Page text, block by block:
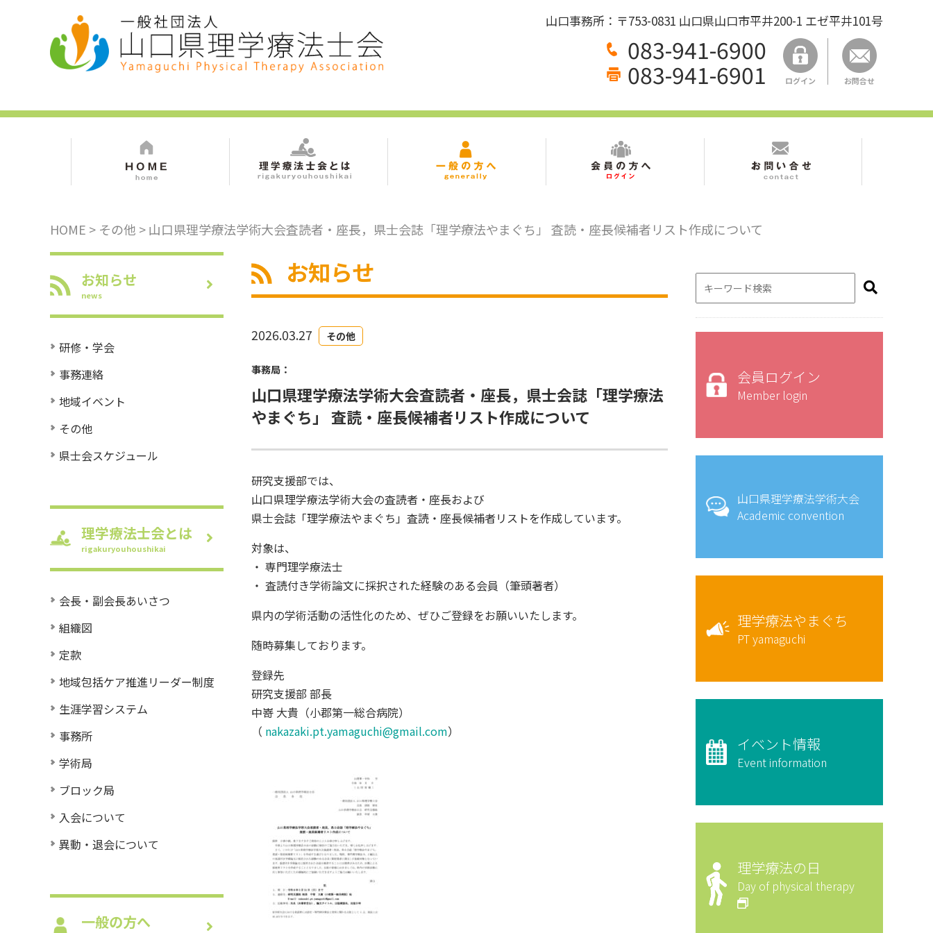
山口事務所：〒753-0831 山口県山口市平井200-1 エゼ平井101号
083-941-6900
083-941-6901 ログイン お問合せ
HOME > その他 > 山口県理学療法学術大会査読者・座長，県士会誌「理学療法やまぐち」 査読・座長候補者リスト作成について
お知らせ
news
研修・学会
事務連絡
地域イベント
その他
県士会スケジュール
理学療法士会とは
rigakuryouhoushikai
会長・副会長あいさつ
組織図
定款
地域包括ケア推進リーダー制度
生涯学習システム
事務所
学術局
ブロック局
入会について
異動・退会について
一般の方へ
お知らせ
2026.03.27 その他
事務局：
山口県理学療法学術大会査読者・座長，県士会誌「理学療法
やまぐち」 査読・座長候補者リスト作成について
研究支援部では、
山口県理学療法学術大会の査読者・座長および
県士会誌「理学療法やまぐち」査読・座長候補者リストを作成しています。
対象は、
・ 専門理学療法士
・ 査読付き学術論文に採択された経験のある会員（筆頭著者）
県内の学術活動の活性化のため、ぜひご登録をお願いいたします。
随時募集しております。
登録先
研究支援部 部長
中嵜 大貴（小郡第一総合病院）
（ nakazaki.pt.yamaguchi@gmail.com）
会員ログイン
Member login
山口県理学療法学術大会
Academic convention
理学療法やまぐち
PT yamaguchi
イベント情報
Event information
理学療法の日
Day of physical therapy